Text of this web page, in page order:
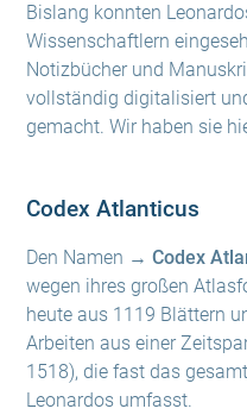
Bislang konnten
Wissenschaftlern
Notizbücher und
vollständig digitalisiert
gemacht. Wir haben sie
Codex Atlanticus
Den Namen → Codex
wegen ihres großen
heute aus 1119 Blättern
Arbeiten aus einer
1518), die fast das
Leonardos umfasst.